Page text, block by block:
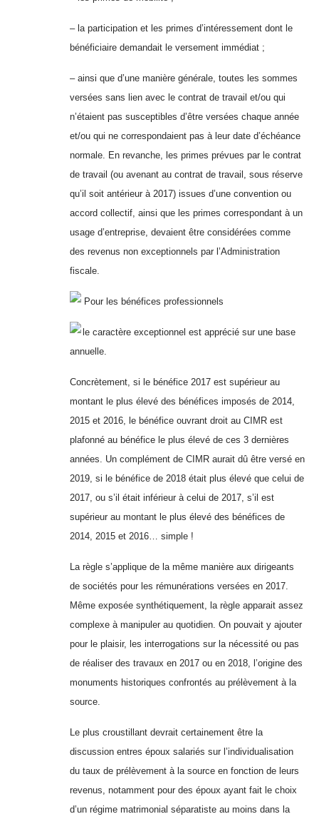
– la participation et les primes d’intéressement dont le
bénéficiaire demandait le versement immédiat ;
– ainsi que d’une manière générale, toutes les sommes
versées sans lien avec le contrat de travail et/ou qui
n’étaient pas susceptibles d’être versées chaque année
et/ou qui ne correspondaient pas à leur date d’échéance
normale. En revanche, les primes prévues par le contrat
de travail (ou avenant au contrat de travail, sous réserve
qu’il soit antérieur à 2017) issues d’une convention ou
accord collectif, ainsi que les primes correspondant à un
usage d’entreprise, devaient être considérées comme
des revenus non exceptionnels par l’Administration
fiscale.
Pour les bénéfices professionnels
le caractère exceptionnel est apprécié sur une base
annuelle.
Concrètement, si le bénéfice 2017 est supérieur au
montant le plus élevé des bénéfices imposés de 2014,
2015 et 2016, le bénéfice ouvrant droit au CIMR est
plafonné au bénéfice le plus élevé de ces 3 dernières
années. Un complément de CIMR aurait dû être versé en
2019, si le bénéfice de 2018 était plus élevé que celui de
2017, ou s’il était inférieur à celui de 2017, s’il est
supérieur au montant le plus élevé des bénéfices de
2014, 2015 et 2016… simple !
La règle s’applique de la même manière aux dirigeants
de sociétés pour les rémunérations versées en 2017.
Même exposée synthétiquement, la règle apparait assez
complexe à manipuler au quotidien. On pouvait y ajouter
pour le plaisir, les interrogations sur la nécessité ou pas
de réaliser des travaux en 2017 ou en 2018, l’origine des
monuments historiques confrontés au prélèvement à la
source.
Le plus croustillant devrait certainement être la
discussion entres époux salariés sur l’individualisation
du taux de prélèvement à la source en fonction de leurs
revenus, notamment pour des époux ayant fait le choix
d’un régime matrimonial séparatiste au moins dans la